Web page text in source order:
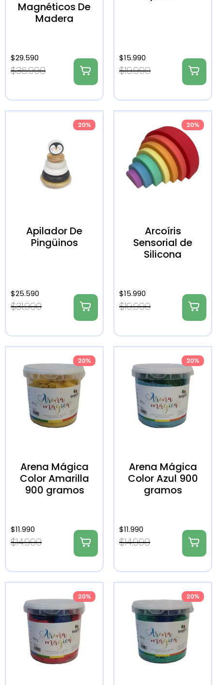
Magnéticos De
Madera
$36.990
$29.590
$19.990
$15.990
20%
Apilador De
Pingüinos
$31.990
$25.590
20%
Arcoíris
Sensorial de
Silicona
$19.990
$15.990
20%
Arena Mágica
Color Amarilla
900 gramos
$14.990
$11.990
20%
Arena Mágica
Color Azul 900
gramos
$14.990
$11.990
20% 20%